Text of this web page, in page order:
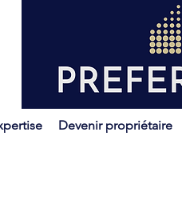
Devenir propriétaire